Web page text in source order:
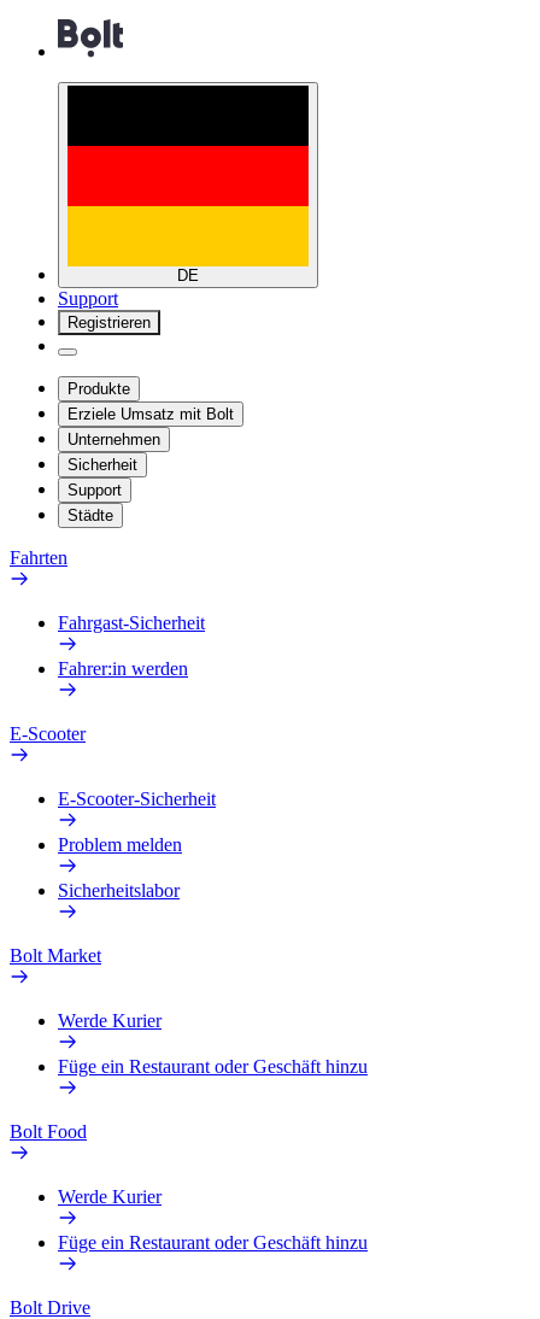
DE
Support
Registrieren
Produkte
Erziele Umsatz mit Bolt
Unternehmen
Sicherheit
Support
Städte
Fahrten
Fahrgast-Sicherheit
Fahrer:in werden
E-Scooter
E-Scooter-Sicherheit
Problem melden
Sicherheitslabor
Bolt Market
Werde Kurier
Füge ein Restaurant oder Geschäft hinzu
Bolt Food
Werde Kurier
Füge ein Restaurant oder Geschäft hinzu
Bolt Drive